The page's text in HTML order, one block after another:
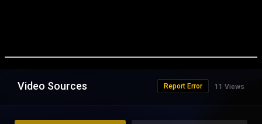
Video Sources 11 Views
Report Error